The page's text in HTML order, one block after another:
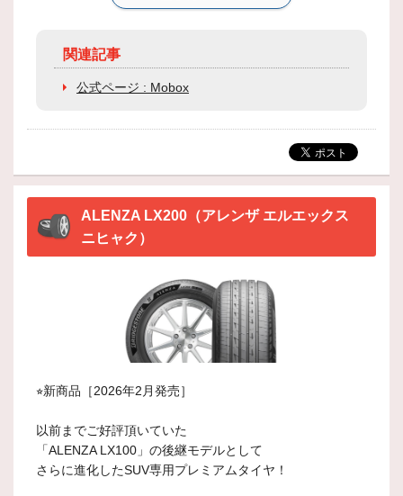
関連記事
公式ページ : Mobox
ALENZA LX200（アレンザ エルエックス
ニヒャク）
⭐︎新商品［2026年2月発売］
以前までご好評頂いていた
「ALENZA LX100」の後継モデルとして
さらに進化したSUV専用プレミアムタイヤ！